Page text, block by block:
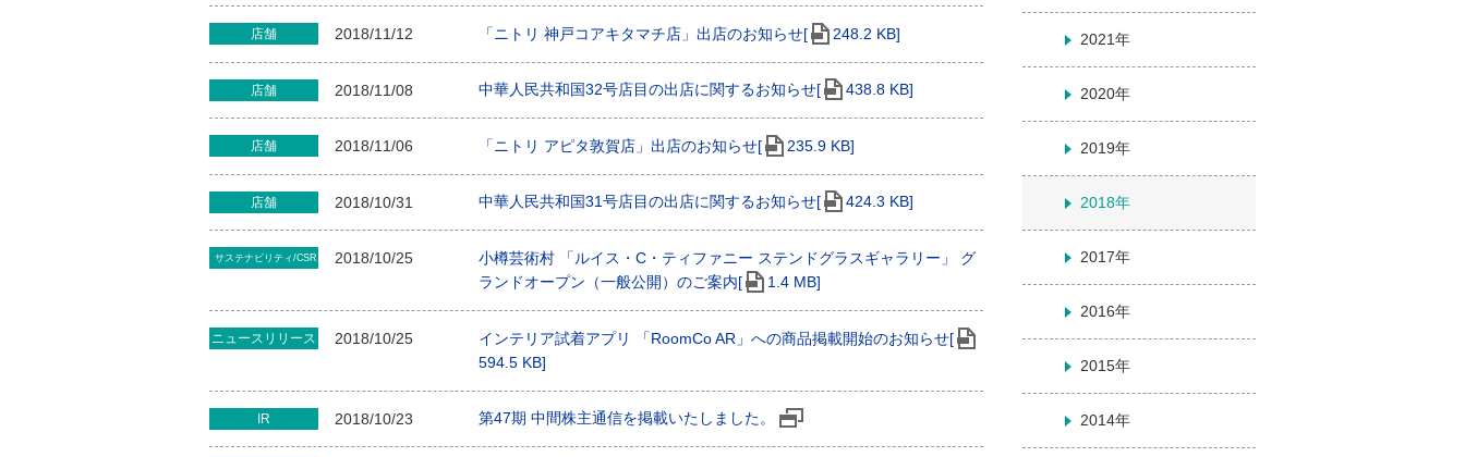
店舗 2018/11/12 「ニトリ 神戸コアキタマチ店」出店のお知らせ[ 248.2 KB]
店舗 2018/11/08 中華人民共和国32号店目の出店に関するお知らせ[ 438.8 KB]
店舗 2018/11/06 「ニトリ アピタ敦賀店」出店のお知らせ[ 235.9 KB]
店舗 2018/10/31 中華人民共和国31号店目の出店に関するお知らせ[ 424.3 KB]
サステナビリティ/CSR 2018/10/25
小樽芸術村 「ルイス・C・ティファニー ステンドグラスギャラリー」 グ
ランドオープン（一般公開）のご案内[
1.4 MB]
ニュースリリース 2018/10/25
インテリア試着アプリ 「RoomCo AR」への商品掲載開始のお知らせ[
594.5 KB]
IR 2018/10/23 第47期 中間株主通信を掲載いたしました。
2021年
2020年
2019年
2018年
2017年
2016年
2015年
2014年